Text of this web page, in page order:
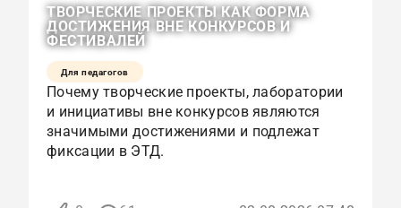
ТВОРЧЕСКИЕ ПРОЕКТЫ КАК ФОРМА
ДОСТИЖЕНИЯ ВНЕ КОНКУРСОВ И
ФЕСТИВАЛЕЙ
Для педагогов
Почему творческие проекты, лаборатории
и инициативы вне конкурсов являются
значимыми достижениями и подлежат
фиксации в ЭТД.